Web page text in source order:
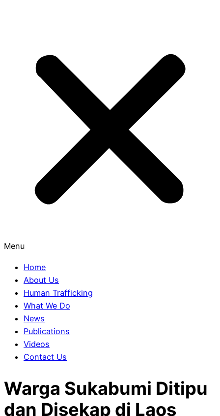
Menu
Home
About Us
Human Trafficking
What We Do
News
Publications
Videos
Contact Us
Warga Sukabumi Ditipu
dan Disekap di Laos